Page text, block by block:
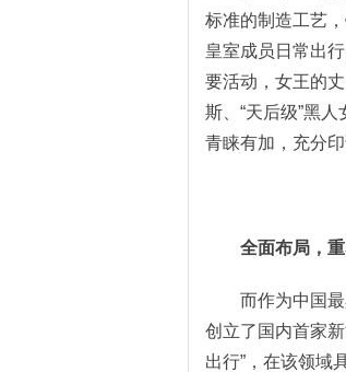
标准的制造工艺
皇室成员 日常出
要活动 ，女王的
斯、“天后级”黑
青睐有加，充分
全面布局，
而作为中国
创立了 国内首家
出行” ， 在该领域